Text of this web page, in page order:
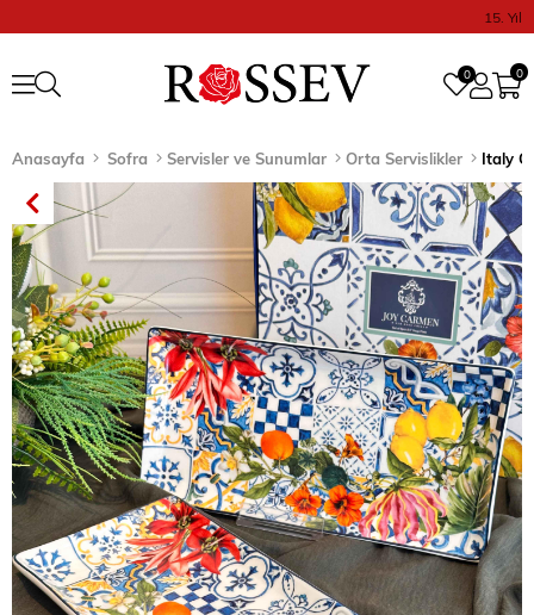
15. Yıl
0
0
Anasayfa Sofra Servisler ve Sunumlar Orta Servislikler Italy